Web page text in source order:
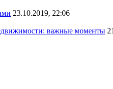
23.10.2019, 22:06
важные моменты